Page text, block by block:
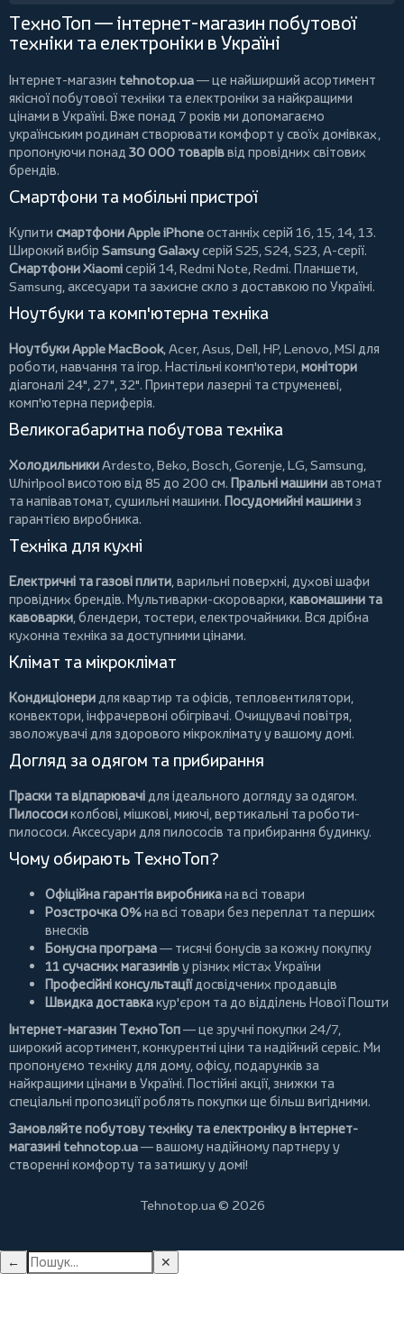
ТехноТоп — інтернет-магазин побутової
техніки та електроніки в Україні
Інтернет-магазин tehnotop.ua— це найширший асортимент
якісної побутової техніки та електроніки за найкращими
цінами в Україні. Вже понад 7 років ми допомагаємо
українським родинам створювати комфорт у своїх домівках,
пропонуючи понад 30 000 товаріввід провідних світових
брендів.
Смартфони та мобільні пристрої
Купити смартфони Apple iPhoneостанніх серій 16, 15, 14, 13.
Широкий вибір Samsung Galaxyсерій S25, S24, S23, A-серії.
Смартфони Xiaomiсерій 14, Redmi Note, Redmi. Планшети,
Samsung, аксесуари тазахисне скло з доставкою по Україні.
Ноутбуки та комп'ютерна техніка
Ноутбуки Apple MacBook, Acer, Asus, Dell, HP, Lenovo, MSI для
роботи, навчання та ігор. Настільні комп'ютери, монітори
діагоналі 24", 27", 32". Принтери лазерні та струменеві,
комп'ютерна периферія.
Великогабаритна побутова техніка
ХолодильникиArdesto, Beko, Bosch, Gorenje, LG, Samsung,
Whirlpool висотою від 85 до 200 см. Пральні машиниавтомат
та напівавтомат, сушильні машини. Посудомийні машиниз
гарантією виробника.
Техніка для кухні
Електричні та газові плити, варильні поверхні, духові шафи
провідних брендів. Мультиварки-скороварки, кавомашини та
кавоварки, блендери, тостери, електрочайники. Вся дрібна
кухонна техніка за доступними цінами.
Клімат та мікроклімат
Кондиціонери для квартир та офісів, тепловентилятори,
конвектори, інфрачервоні обігрівачі. Очищувачі повітря,
зволожувачі для здорового мікроклімату у вашому домі.
Догляд за одягом та прибирання
Праски та відпарювачі для ідеального догляду за одягом.
Пилососиколбові, мішкові, миючі, вертикальні тароботи-
пилососи. Аксесуари для пилососів та прибирання будинку.
Чому обирають ТехноТоп?
Офіційна гарантія виробникана всі товари
Розстрочка 0%на всі товари без переплат та перших
внесків
Бонусна програма— тисячі бонусів за кожну покупку
11 сучасних магазиніву різних містах України
Професійні консультаціїдосвідчених продавців
Швидка доставкакур'єром та до відділень Нової Пошти
Інтернет-магазин ТехноТоп— це зручні покупки 24/7,
широкий асортимент, конкурентні ціни та надійний сервіс. Ми
пропонуємо техніку для дому, офісу, подарунків за
найкращими цінами в Україні. Постійні акції, знижки та
спеціальні пропозиції роблять покупки ще більш вигідними.
Замовляйте побутову техніку та електроніку в інтернет-
магазині tehnotop.ua— вашому надійному партнеру у
створенні комфорту та затишку у домі!
Tehnotop.ua © 2026
← ✕